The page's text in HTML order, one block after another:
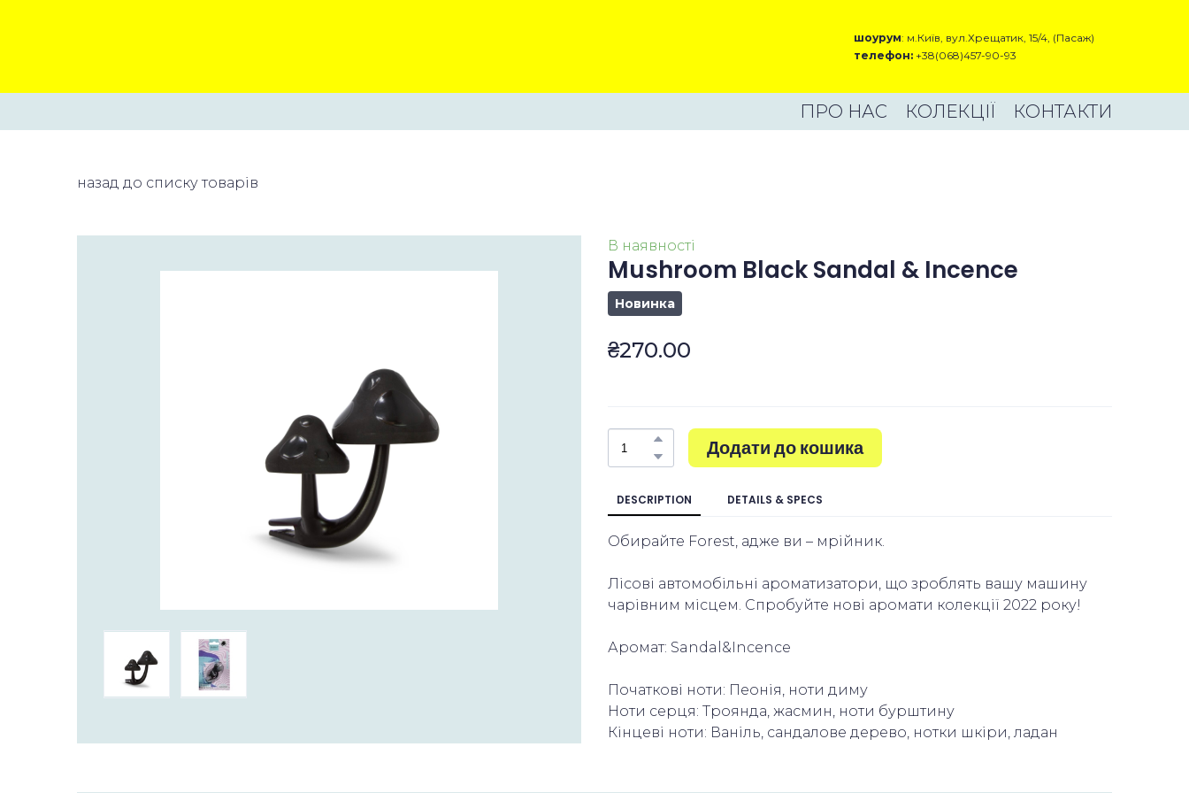
шоурум: м.Київ, вул.Хрещатик, 15/4, (Пасаж)
телефон: +38(068)457-90-93
ПРО НАС КОЛЕКЦІЇ КОНТАКТИ
назад до списку товарів
В наявності
Mushroom Black Sandal & Incence
Новинка
₴270.00
Додати до кошика
DESCRIPTION DETAILS & SPECS
Обирайте Forest, адже ви – мрійник.
Лісові автомобільні ароматизатори, що зроблять вашу машину
чарівним місцем. Спробуйте нові аромати колекції 2022 року!
Аромат: Sandal&Incence
Початкові ноти: Пеонія, ноти диму
Ноти серця: Троянда, жасмин, ноти бурштину
Кінцеві ноти: Ваніль, сандалове дерево, нотки шкіри, ладан